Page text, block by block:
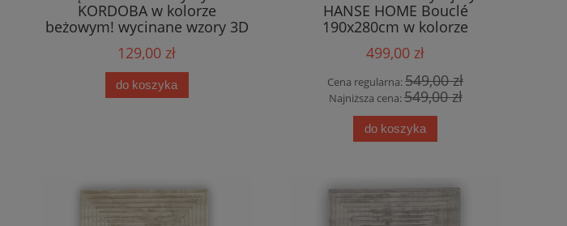
KORDOBA w kolorze
beżowym! wycinane wzory 3D
129,00 zł
do koszyka
HANSE HOME Bouclé
190x280cm w kolorze
kremowym
499,00 zł
Cena regularna:549,00 zł
Najniższa cena:549,00 zł
do koszyka